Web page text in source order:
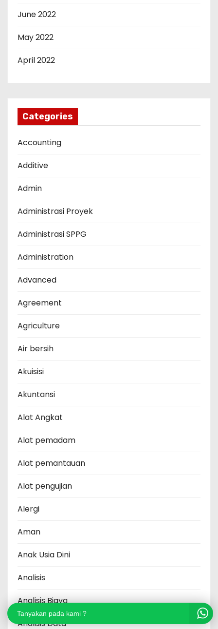
June 2022
May 2022
April 2022
Categories
Accounting
Additive
Admin
Administrasi Proyek
Administrasi SPPG
Administration
Advanced
Agreement
Agriculture
Air bersih
Akuisisi
Akuntansi
Alat Angkat
Alat pemadam
Alat pemantauan
Alat pengujian
Alergi
Aman
Anak Usia Dini
Analisis
Analisis Biaya
Analisis Data
Tanyakan pada kami ?